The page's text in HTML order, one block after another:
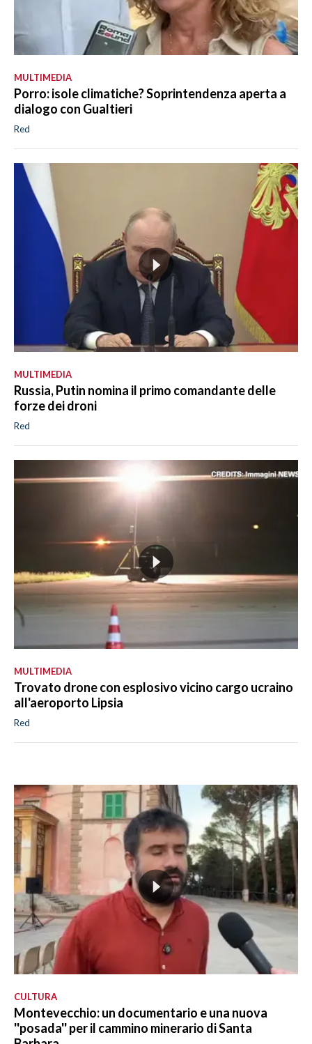
MULTIMEDIA
Porro: isole climatiche? Soprintendenza aperta a
dialogo con Gualtieri
Red
MULTIMEDIA
Russia, Putin nomina il primo comandante delle
forze dei droni
Red
MULTIMEDIA
Trovato drone con esplosivo vicino cargo ucraino
all'aeroporto Lipsia
Red
CULTURA
Montevecchio: un documentario e una nuova
''posada'' per il cammino minerario di Santa